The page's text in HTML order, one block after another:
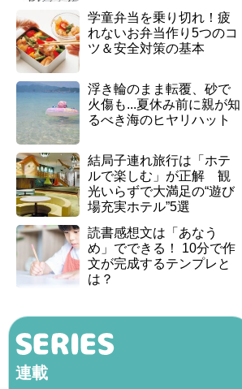
学童弁当を乗り切れ！疲
れないお弁当作り5つのコ
ツ＆安全対策の基本
浮き輪のまま転覆、砂で
火傷も...夏休み前に親が知
るべき海のヒヤリハット
結局子連れ旅行は「ホテ
ルで楽しむ」が正解 観
光いらずで大満足の“遊び
場充実ホテル”5選
読書感想文は「あなう
め」でできる！ 10分で作
文が完成するテンプレと
は？
連載